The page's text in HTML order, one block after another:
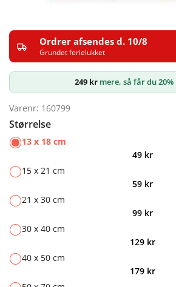
Ordrer afsendes d. 10/8
Grundet ferielukket
249 kr mere, så får du
Varenr: 160799
Størrelse
13 x 18 cm
49 kr
15 x 21 cm
59 kr
21 x 30 cm
99 kr
30 x 40 cm
129 kr
40 x 50 cm
179 kr